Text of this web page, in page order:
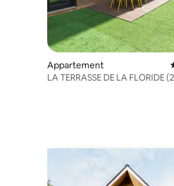
Appartement
LA TERRASSE DE LA FLORIDE